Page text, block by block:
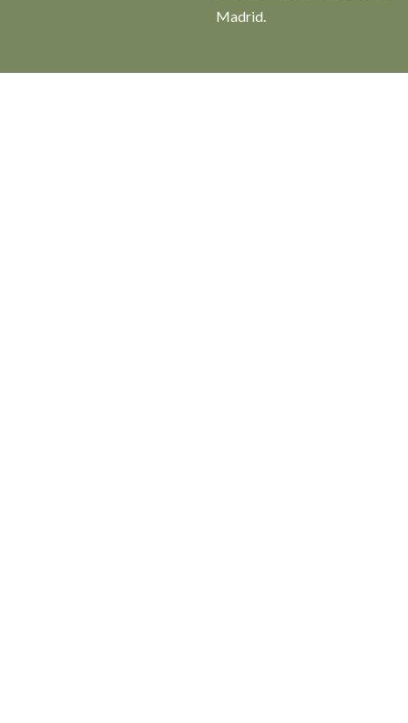
Madrid.